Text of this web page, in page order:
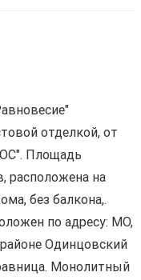
отделкой, от
Площадь
расположена на
без балкона,.
по адресу: МО,
Одинцовский
Монолитный